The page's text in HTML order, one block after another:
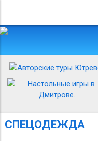
СПЕЦОДЕЖДА